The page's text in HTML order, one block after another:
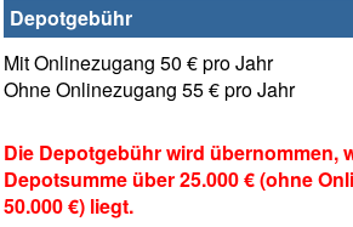
Depotgebühr
Mit Onlinezugang 50 € pro Jahr
Ohne Onlinezugang 55 € pro Jahr
Die Depotgebühr wird übernommen,
Depotsumme über 25.000 € (ohne
50.000 €) liegt.